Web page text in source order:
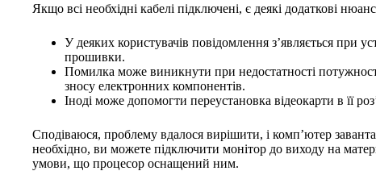
Якщо всі необхідні кабелі підключені, є деякі додаткові
У деяких користувачів повідомлення з’являється при
прошивки.
Помилка може виникнути при недостатності
зносу електронних компонентів.
Іноді може допомогти переустановка відеокарти в її
Сподіваюся, проблему вдалося вирішити, і комп’ютер
необхідно, ви можете підключити монітор до виходу на
умови, що процесор оснащений ним.